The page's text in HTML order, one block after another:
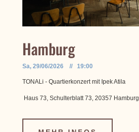
Hamburg
Sa, 29/06/2026 // 19:00
TONALi - Quartierkonzert mit Ipek Atila
Haus 73, Schulterblatt 73, 20357 Hamburg